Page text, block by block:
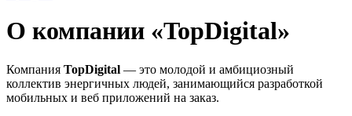
О компании «TopDigital»
Компания TopDigital — это молодой и амбициозный
коллектив энергичных людей, занимающийся разработкой
мобильных и веб приложений на заказ.